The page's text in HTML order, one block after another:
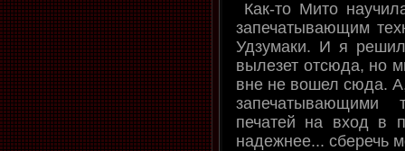
Как-то Мито
запечатывающим
Удзумаки. И я
вылезет отсюда, но
вне не вошел сюда.
печатей на вход в
надежнее... сберечь